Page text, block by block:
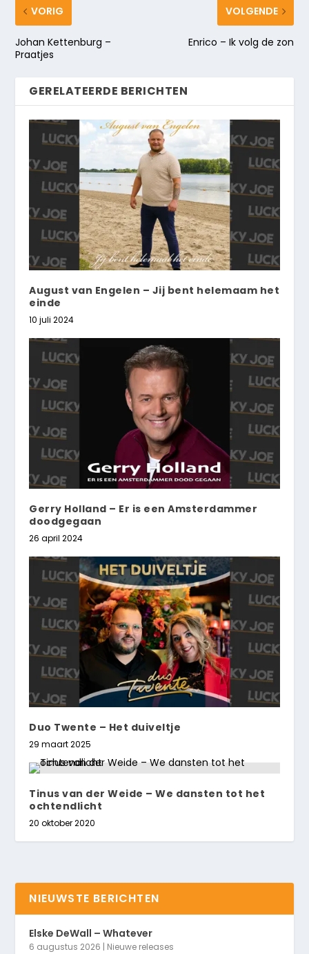
VORIG
Johan Kettenburg –
Praatjes
VOLGENDE
Enrico – Ik volg de zon
GERELATEERDE BERICHTEN
August van Engelen – Jij bent helemaam het
einde
10 juli 2024
Gerry Holland – Er is een Amsterdammer
doodgegaan
26 april 2024
Duo Twente – Het duiveltje
29 maart 2025
Tinus van der Weide – We dansten tot het
ochtendlicht
20 oktober 2020
NIEUWSTE BERICHTEN
Elske DeWall – Whatever
6 augustus 2026 | Nieuwe releases